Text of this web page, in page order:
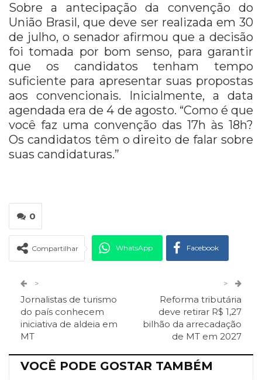
Sobre a antecipação da convenção do
União Brasil, que deve ser realizada em 30
de julho, o senador afirmou que a decisão
foi tomada por bom senso, para garantir
que os candidatos tenham tempo
suficiente para apresentar suas propostas
aos convencionais. Inicialmente, a data
agendada era de 4 de agosto. “Como é que
você faz uma convenção das 17h às 18h?
Os candidatos têm o direito de falar sobre
suas candidaturas.”
0
Compartilhar WhatsApp Facebook
ReddIt Telegram
O email
>
Jornalistas de turismo
do país conhecem
iniciativa de aldeia em
MT
>
Reforma tributária
deve retirar R$ 1,27
bilhão da arrecadação
de MT em 2027
VOCÊ PODE GOSTAR TAMBÉM